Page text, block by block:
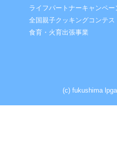
ライフパートナーキャンペー
全国親子クッキングコンテス
食育・火育出張事業
(c) fukushima